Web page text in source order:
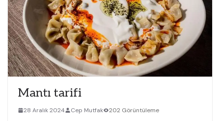
Mantı tarifi
28 Aralık 2024 Cep Mutfak 202 Görüntüleme